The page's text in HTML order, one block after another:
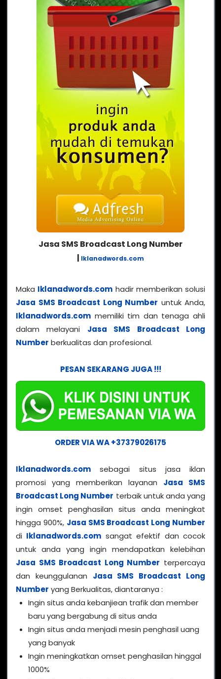
Jasa SMS Broadcast Long Number
| Iklanadwords.com
Maka Iklanadwords.com hadir memberikan solusi
Jasa SMS Broadcast Long Number untuk Anda,
Iklanadwords.com memiliki tim dan tenaga ahli
dalam melayani Jasa SMS Broadcast Long
Number berkualitas dan profesional.
PESAN SEKARANG JUGA !!!
ORDER VIA WA +37379026175
Iklanadwords.com sebagai situs jasa iklan
promosi yang memberikan layanan Jasa SMS
Broadcast Long Number terbaik untuk anda yang
ingin omset penghasilan situs anda meningkat
hingga 900%, Jasa SMS Broadcast Long Number
di Iklanadwords.com sangat efektif dan cocok
untuk anda yang ingin mendapatkan kelebihan
Jasa SMS Broadcast Long Number terpercaya
dan keunggulanan Jasa SMS Broadcast Long
Number yang Berkualitas, diantaranya :
Ingin situs anda kebanjiean trafik dan member
baru yang bergabung di situs anda
Ingin situs anda menjadi mesin penghasil uang
yang banyak
Ingin meningkatkan omset penghasilan hinggal
1000%